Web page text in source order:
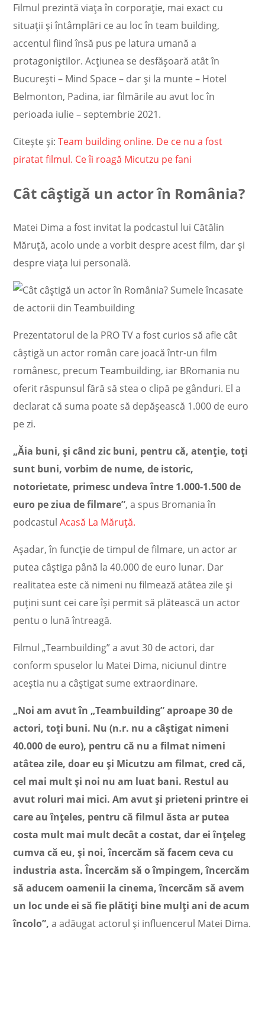
Filmul prezintă viața în corporație, mai exact cu
situații și întâmplări ce au loc în team building,
accentul fiind însă pus pe latura umană a
protagoniștilor. Acțiunea se desfășoară atât în
București – Mind Space – dar și la munte – Hotel
Belmonton, Padina, iar filmările au avut loc în
perioada iulie – septembrie 2021.
Citește și:Team building online. De ce nu a fost
piratat filmul. Ce îi roagă Micutzu pe fani
Cât câștigă un actor în România?
Matei Dima a fost invitat la podcastul lui Cătălin
Măruță, acolo unde a vorbit despre acest film, dar și
despre viața lui personală.
Prezentatorul de la PRO TV a fost curios să afle cât
câștigă un actor român care joacă într-un film
românesc, precum Teambuilding, iar BRomania nu
oferit răspunsul fără să stea o clipă pe gânduri. El a
declarat că suma poate să depășească 1.000 de euro
pe zi.
„Ăia buni, și când zic buni, pentru că, atenție, toți
sunt buni, vorbim de nume, de istoric,
notorietate, primesc undeva între 1.000-1.500 de
euro pe ziua de filmare”, a spus Bromania în
podcastulAcasă La Măruță.
Așadar, în funcție de timpul de filmare, un actor ar
putea câștiga până la 40.000 de euro lunar. Dar
realitatea este că nimeni nu filmează atâtea zile și
puțini sunt cei care își permit să plătească un actor
pentu o lună întreagă.
Filmul „Teambuilding” a avut 30 de actori, dar
conform spuselor lu Matei Dima, niciunul dintre
aceștia nu a câștigat sume extraordinare.
„Noi am avut în „Teambuilding” aproape 30 de
actori, toți buni. Nu (n.r. nu a câștigat nimeni
40.000 de euro), pentru că nu a filmat nimeni
atâtea zile, doar eu și Micutzu am filmat, cred că,
cel mai mult și noi nu am luat bani. Restul au
avut roluri mai mici. Am avut și prieteni printre ei
care au înțeles, pentru că filmul ăsta ar putea
costa mult mai mult decât a costat, dar ei înțeleg
cumva că eu, și noi, încercăm să facem ceva cu
industria asta. Încercăm să o împingem, încercăm
să aducem oamenii la cinema, încercăm să avem
un loc unde ei să fie plătiți bine mulți ani de acum
încolo”, a adăugat actorul și influencerul Matei Dima.